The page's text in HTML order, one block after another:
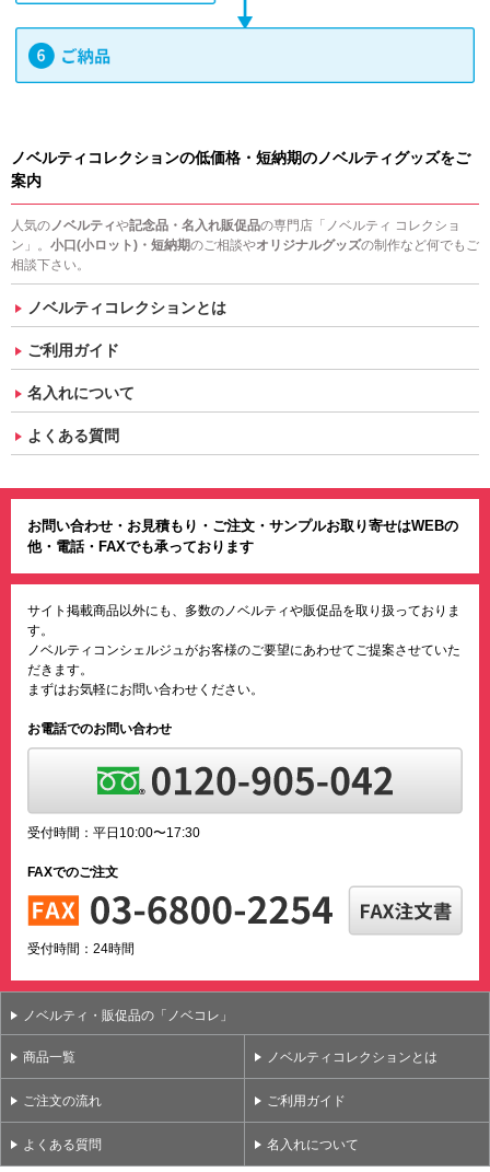
ノベルティコレクションの低価格・短納期のノベルティグッズをご
案内
人気のノベルティや記念品・名入れ販促品の専門店「ノベルティ コレクショ
ン」。 小口(小ロット)・短納期のご相談やオリジナルグッズの制作など何でもご
相談下さい。
ノベルティコレクションとは
ご利用ガイド
名入れについて
よくある質問
お問い合わせ・お見積もり・ご注文・サンプルお取り寄せはWEBの
他・電話・FAXでも承っております
サイト掲載商品以外にも、多数のノベルティや販促品を取り扱っておりま
す。
ノベルティコンシェルジュがお客様のご要望にあわせてご提案させていた
だきます。
まずはお気軽にお問い合わせください。
お電話でのお問い合わせ
受付時間：平日10:00〜17:30
FAXでのご注文
受付時間：24時間
ノベルティ・販促品の「ノベコレ」
商品一覧 ノベルティコレクションとは
ご注文の流れ ご利用ガイド
よくある質問 名入れについて